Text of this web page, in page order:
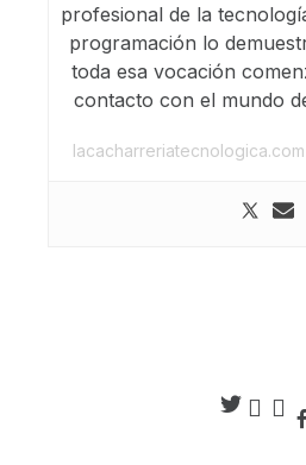
profesional de la
programación lo
toda esa vocación
contacto con el mundo
lacacharreriatecnologica.com